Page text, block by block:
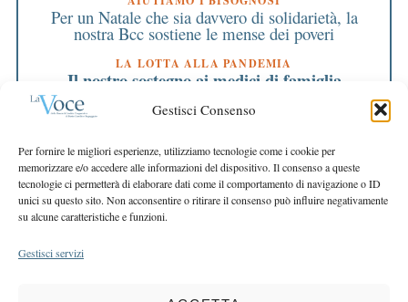
Gestisci Consenso
Per fornire le migliori esperienze, utilizziamo tecnologie come i cookie per
memorizzare e/o accedere alle informazioni del dispositivo. Il consenso a queste
tecnologie ci permetterà di elaborare dati come il comportamento di navigazione o ID
unici su questo sito. Non acconsentire o ritirare il consenso può influire negativamente
su alcune caratteristiche e funzioni.
Gestisci servizi
Per un Natale che sia davvero di solidarietà, la
nostra Bcc sostiene le mense dei poveri
LA LOTTA ALLA PANDEMIA
Il nostro sostegno ai medici di famiglia
impegnati in prima linea e nei vaccini
Cooperazione e mutualità, valori che non
passano di moda
EDITORIALE PRESIDENTE
Solidarietà e credito sono le nostre priorità